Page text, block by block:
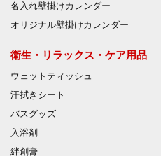
名入れ壁掛けカレンダー
オリジナル壁掛けカレンダー
衛生・リラックス・ケア用品
ウェットティッシュ
汗拭きシート
バスグッズ
入浴剤
絆創膏